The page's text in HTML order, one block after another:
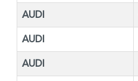
AUDI
AUDI
AUDI